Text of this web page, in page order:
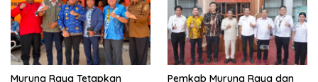
Murung Raya Tetapkan
Pemkab Murung Raya dan